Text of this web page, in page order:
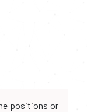
positions or